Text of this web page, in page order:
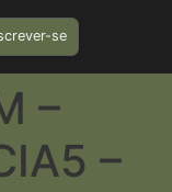
se
–
–